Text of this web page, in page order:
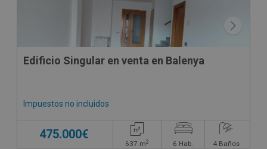
Edificio Singular en venta en Balenya
Impuestos no incluidos
475.000€
637 m2 6 Hab. 4 Baños